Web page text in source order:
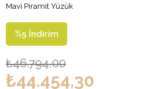
Mavi Piramit Yüzük
%5 İndirim
₺46.794,00
₺44.454,30